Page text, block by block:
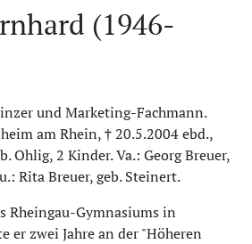
(1946-
und Marketing-Fachmann.
am Rhein, † 20.5.2004 ebd.,
Ohlig, 2 Kinder. Va.: Georg Breuer,
Rita Breuer, geb. Steinert.
Rheingau-Gymnasiums in
er zwei Jahre an der "Höheren